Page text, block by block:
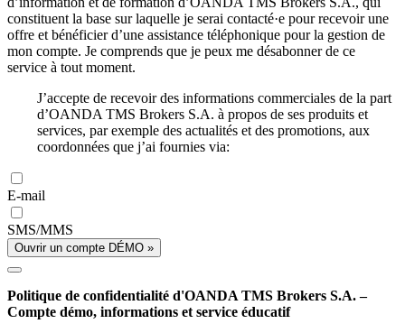
constituent la base sur laquelle je serai contacté·e pour recevoir une
offre et bénéficier d’une assistance téléphonique pour la gestion de
mon compte. Je comprends que je peux me désabonner de ce
service à tout moment.
J’accepte de recevoir des informations commerciales de la part
d’OANDA TMS Brokers S.A. à propos de ses produits et
services, par exemple des actualités et des promotions, aux
coordonnées que j’ai fournies via:
E-mail
SMS/MMS
Ouvrir un compte DÉMO »
Politique de confidentialité d'OANDA TMS Brokers S.A. –
Compte démo, informations et service éducatif